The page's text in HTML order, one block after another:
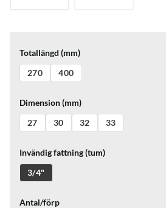
Totallängd (mm)
270
400
Dimension (mm)
27
30 32 33
Invändig fattning (tum)
3/4"
Antal/förp